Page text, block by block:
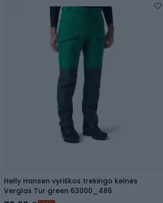
Helly Hansen vyriškos trekingo kelnės
Verglas Tur green 63000_486